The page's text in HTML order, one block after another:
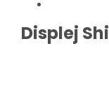
Displej